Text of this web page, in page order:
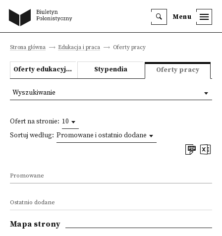
Menu
Strona główna Edukacja i praca Oferty pracy
Oferty edukacyjne Stypendia Oferty pracy
Ofert na stronie: 10
Sortuj według: Promowane i ostatnio dodane
Promowane
Ostatnio dodane
Wyszukiwanie
Mapa strony